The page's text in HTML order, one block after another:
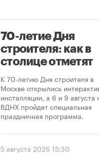
70-летие Дня
строителя: как в
столице отметят
круглую дату
праздника
К 70-летию Дня строителя в
Москве открылись
инсталляции, а 6 и 9 августа
ВДНХ пройдет специальная
праздничная программа.
5 августа 2026 15:30